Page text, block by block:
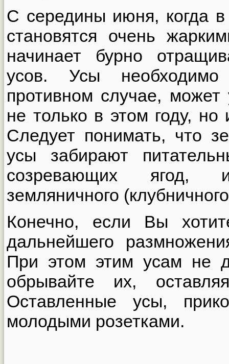
С середины июня, когда
становятся очень
начинает бурно
усов. Усы
противном случае,
не только в этом году,
Следует понимать, что
усы забирают
созревающих ягод,
земляничного
Конечно, если Вы
дальнейшего
При этом этим усам не
обрывайте их,
Оставленные усы,
молодыми розетками.